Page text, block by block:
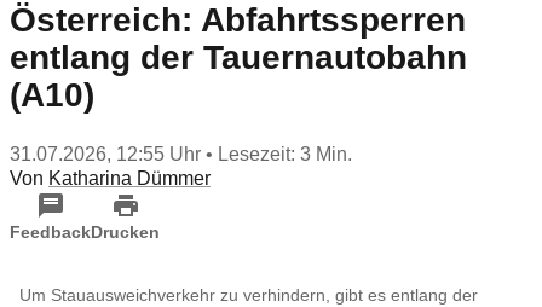
Österreich: Abfahrtssperren
entlang der Tauernautobahn
(A10)
31.07.2026, 12:55 Uhr • Lesezeit: 3 Min.
Von Katharina Dümmer
FeedbackDrucken
Um Stauausweichverkehr zu verhindern, gibt es entlang der